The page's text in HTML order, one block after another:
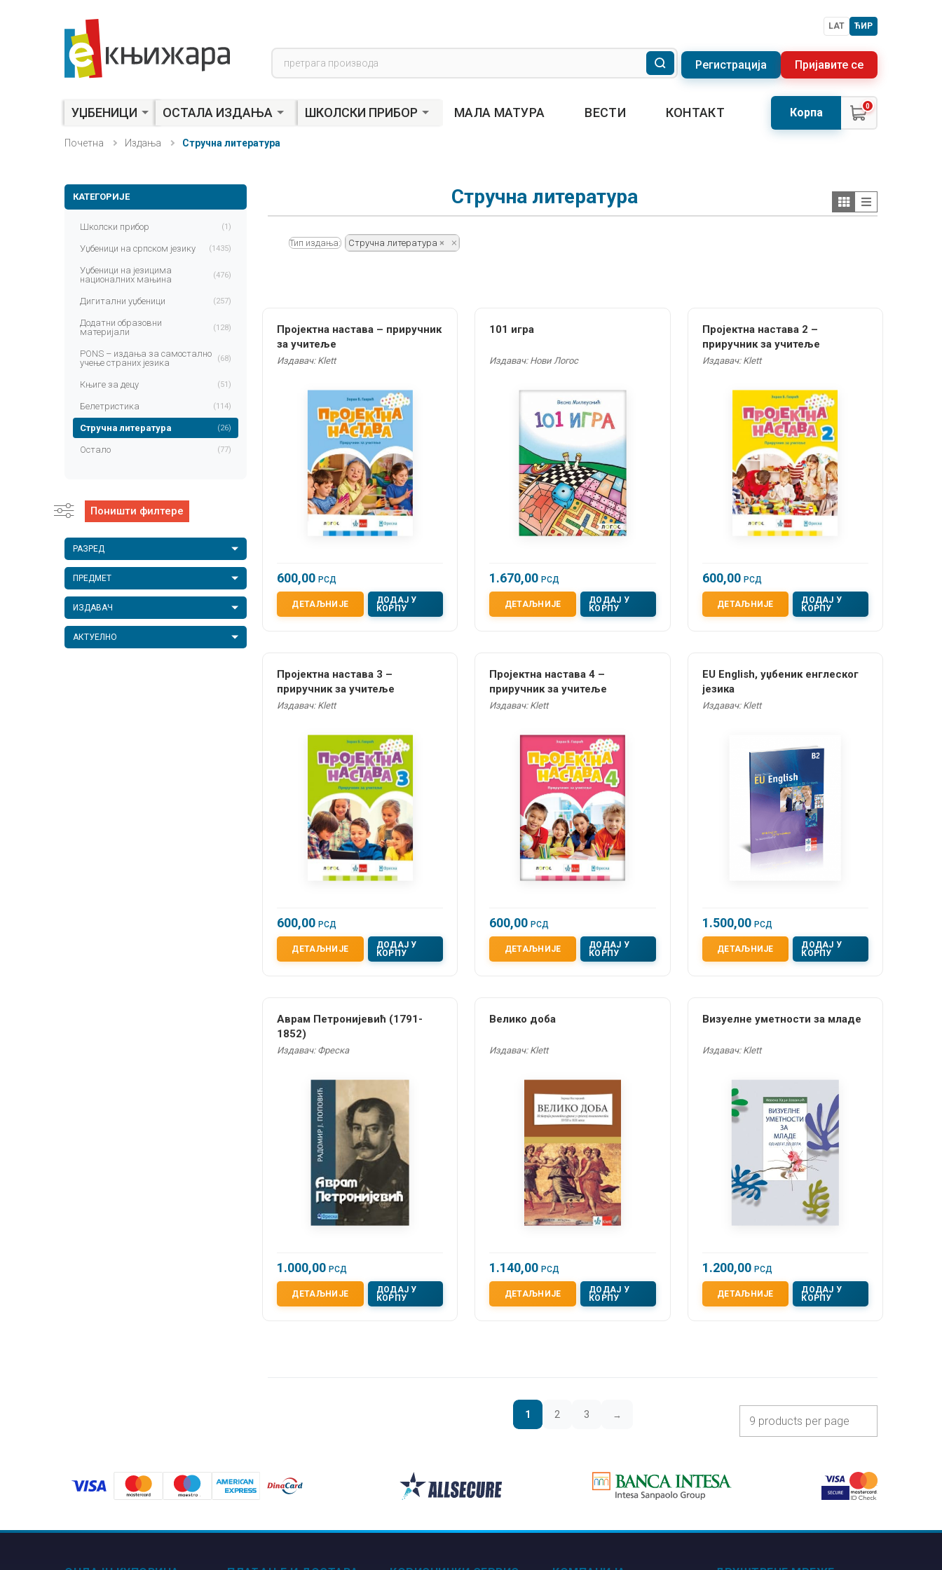
LAT ЋИР
Products
search
Регистрација Пријавите се
УЏБЕНИЦИ ОСТАЛА ИЗДАЊА ШКОЛСКИ ПРИБОР МАЛА МАТУРА ВЕСТИ КОНТАКТ Корпа 0
Почетна Издања Стручна литература
КАТЕГОРИЈЕ
Школски прибор (1)
Уџбеници на српском језику (1435)
Уџбеници на језицима
националних мањина
(476)
Дигитални уџбеници (257)
Додатни образовни
материјали
(128)
PONS – издања за самостално
учење страних језика
(68)
Књиге за децу (51)
Белетристика (114)
Стручна литература (26)
Остало (77)
Поништи филтере
РАЗРЕД
ПРЕДМЕТ
ИЗДАВАЧ
АКТУЕЛНО
Стручна литература
Тип издања: Стручна литература
Пројектна настава – приручник
за учитеље
Издавач: Klett
600,00 РСД
ДЕТАЉНИЈЕ
ДОДАЈ У
КОРПУ
101 игра
Издавач: Нови Логос
1.670,00РСД
ДЕТАЉНИЈЕ
ДОДАЈ У
КОРПУ
Пројектна настава 2 –
приручник за учитеље
Издавач: Klett
600,00 РСД
ДЕТАЉНИЈЕ
ДОДАЈ У
КОРПУ
Пројектна настава 3 –
приручник за учитеље
Издавач: Klett
600,00 РСД
ДЕТАЉНИЈЕ
ДОДАЈ У
КОРПУ
Пројектна настава 4 –
приручник за учитеље
Издавач: Klett
600,00РСД
ДЕТАЉНИЈЕ
ДОДАЈ У
КОРПУ
EU English, уџбеник енглеског
језика
Издавач: Klett
1.500,00 РСД
ДЕТАЉНИЈЕ
ДОДАЈ У
КОРПУ
Аврам Петронијевић (1791-
1852)
Издавач: Фреска
1.000,00 РСД
ДЕТАЉНИЈЕ
ДОДАЈ У
КОРПУ
Велико доба
Издавач: Klett
1.140,00РСД
ДЕТАЉНИЈЕ
ДОДАЈ У
КОРПУ
Визуелне уметности за младе
Издавач: Klett
1.200,00 РСД
ДЕТАЉНИЈЕ
ДОДАЈ У
КОРПУ
1 2 3 →